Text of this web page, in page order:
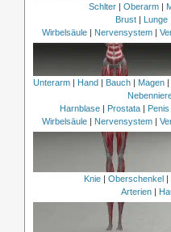
Schlter| Oberarm|
Brust| Lunge|
Wirbelsäule | Nervensystem |
Unterarm| Hand| Bauch| Magen|
Harnblase| Prostata| Penis
Wirbelsäule | Nervensystem |
Knie Oberschenkel
Arterien